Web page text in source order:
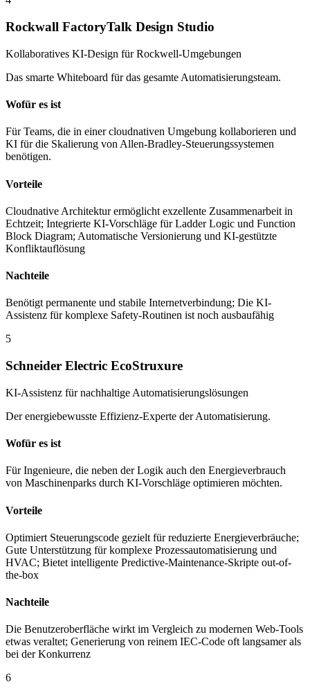
Rockwall FactoryTalk Design Studio
Kollaboratives KI-Design für Rockwell-Umgebungen
Das smarte Whiteboard für das gesamte Automatisierungsteam.
Wofür es ist
Für Teams, die in einer cloudnativen Umgebung kollaborieren und
KI für die Skalierung von Allen-Bradley-Steuerungssystemen
benötigen.
Vorteile
Cloudnative Architektur ermöglicht exzellente Zusammenarbeit in
Echtzeit; Integrierte KI-Vorschläge für Ladder Logic und Function
Block Diagram; Automatische Versionierung und KI-gestützte
Konfliktauflösung
Nachteile
Benötigt permanente und stabile Internetverbindung; Die KI-
Assistenz für komplexe Safety-Routinen ist noch ausbaufähig
5
Schneider Electric EcoStruxure
KI-Assistenz für nachhaltige Automatisierungslösungen
Der energiebewusste Effizienz-Experte der Automatisierung.
Wofür es ist
Für Ingenieure, die neben der Logik auch den Energieverbrauch
von Maschinenparks durch KI-Vorschläge optimieren möchten.
Vorteile
Optimiert Steuerungscode gezielt für reduzierte Energieverbräuche;
Gute Unterstützung für komplexe Prozessautomatisierung und
HVAC; Bietet intelligente Predictive-Maintenance-Skripte out-of-
the-box
Nachteile
Die Benutzeroberfläche wirkt im Vergleich zu modernen Web-Tools
etwas veraltet; Generierung von reinem IEC-Code oft langsamer als
bei der Konkurrenz
6